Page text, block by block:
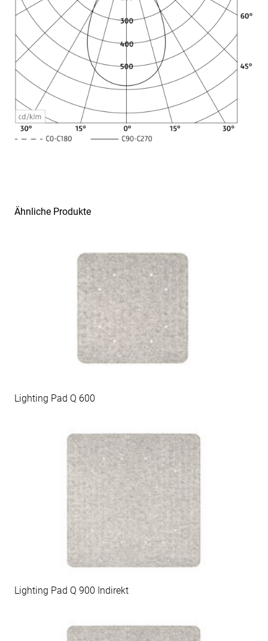
Ähnliche Produkte
Lighting Pad Q 600
Lighting Pad Q 900 Indirekt